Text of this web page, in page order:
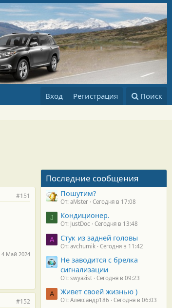
Вход Регистрация Поиск
#151
4 Май 2024
#152
Последние сообщения
Пошутим?
От: aMster Сегодня в 17:08
J Кондиционер.
От: JustDoc Сегодня в 13:48
A Стук из задней головы
От: avchumik Сегодня в 11:42
Не заводится с брелка
сигнализации
От: swyazist Сегодня в 09:23
А Живет своей жизнью )
От: Александр186 Сегодня в 06:03